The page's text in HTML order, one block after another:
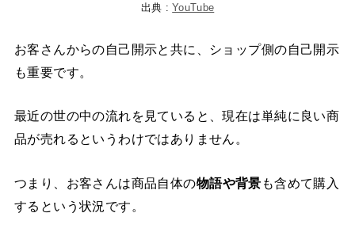
出典 :YouTube
お客さんからの自己開示と共に、ショップ側の自己開示
も重要です。
最近の世の中の流れを見ていると、現在は単純に良い商
品が売れるというわけではありません。
つまり、お客さんは商品自体の物語や背景 も含めて購入
するという状況です。